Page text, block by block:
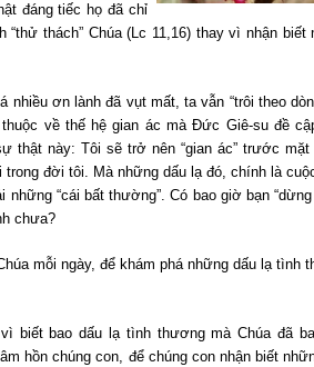
đáng tiếc họ đã chỉ
thách” Chúa (Lc 11,16) thay vì nhận biết
nhiều ơn lành đã vụt mất, ta vẫn “trôi theo
về thế hệ gian ác mà Đức Giê-su đề
thật này: Tôi sẽ trở nên “gian ác” trước mặt
đời tôi. Mà những dấu lạ đó, chính là
“cái bất thường”. Có bao giờ bạn “dừng
chưa?
mỗi ngày, để khám phá những dấu lạ tình
biết bao dấu lạ tình thương mà Chúa đã
hồn chúng con, để chúng con nhận biết